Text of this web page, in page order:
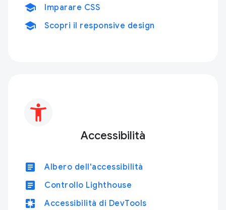
school Imparare CSS
school Scopri il responsive design
Accessibilità
article Albero dell'accessibilità
article Controllo Lighthouse
pages Accessibilità di DevTools